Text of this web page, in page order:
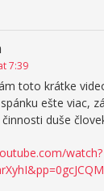
7:39
toto krátke
ešte viac,
duše
watch?